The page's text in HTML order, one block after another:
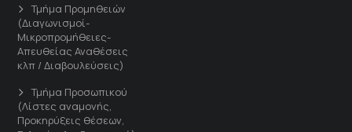
Τμήμα Προμηθειών
(Διαγωνισμοί-
Μικροπρομήθειες-
Απευθείας Αναθέσεις
κλπ / Διαβουλεύσεις)
Τμήμα Προσωπικού
(Λίστες αναμονής,
Προκηρύξεις θέσεων,